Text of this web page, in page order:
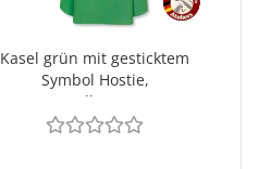
Kasel grün mit gesticktem
Symbol Hostie,
Rundkragen